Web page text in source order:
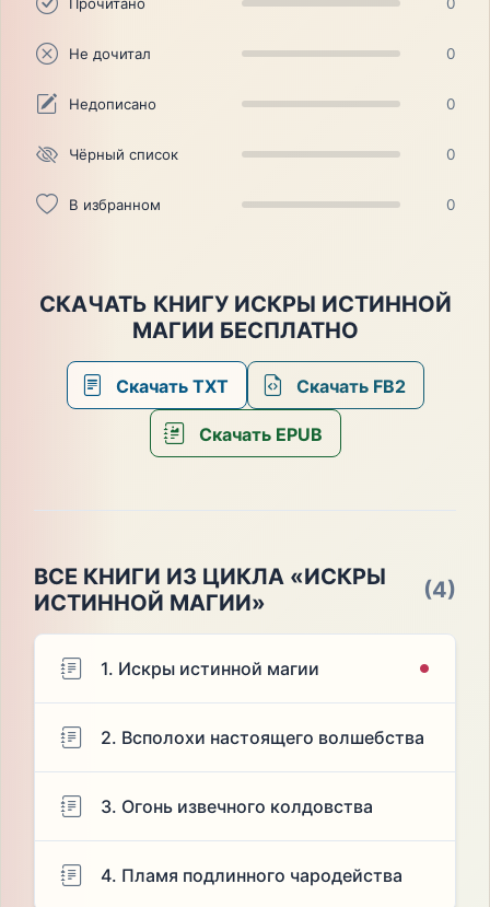
Не дочитал 0
Недописано 0
Чёрный список 0
В избранном 0
СКАЧАТЬ КНИГУ ИСКРЫ ИСТИННОЙ
МАГИИ БЕСПЛАТНО
Скачать TXT Скачать FB2
Скачать EPUB
ВСЕ КНИГИ ИЗ ЦИКЛА «ИСКРЫ
ИСТИННОЙ МАГИИ»
(4)
1. Искры истинной магии
2. Всполохи настоящего волшебства
3. Огонь извечного колдовства
4. Пламя подлинного чародейства